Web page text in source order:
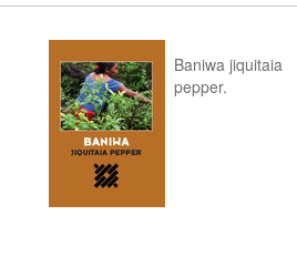
Baniwa jiquitaia
pepper.